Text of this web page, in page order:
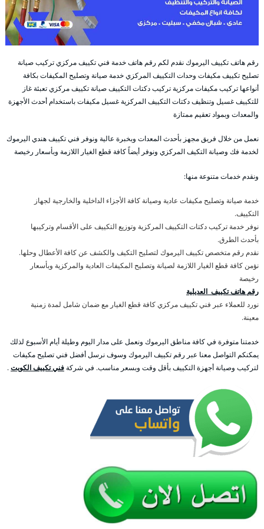
رقم هاتف تكييف اليرموك نقدم لكم رقم هاتف خدمة فني تكييف مركزي تركيب صيانة
تصليح تكييف مكيفات وحدات التكييف المركزي خدمة صيانة وتصليح المكيفات بكافة
أنواعها تركيب مكيفات مركزية تركيب دكتات التكييف صيانة تكييف مركزي تعبئة غاز
للتكييف غسيل وتنظيف دكتات التكييف المركزية غسيل مكيفات باستخدام أحدث الأجهزة
والمعدات وبمواد تعقيم ممتازة
نعمل من خلال فريق مجهز بأحدث المعدات وبخبرة عالية ونوفر فني تكييف هندي اليرموك
لخدمة فك وصيانة التكيف المركزي ونوفر أيضاً كافة قطع الغيار اللازمة وبأسعار رخيصة
ونقدم خدمات متنوعة منها:
خدمة صيانة وتصليح مكيفات عادية وصيانة كافة الأجزاء الداخلية والخارجية لجهاز
التكييف.
نوفر خدمة تركيب دكتات التكييف المركزية وتوزيع التكييف على الأقسام وتركيبها
بأحدث الطرق.
نقدم رقم متخصص تكييف اليرموك لتصليح التكيف والكشف عن كافة الأعطال وحلها.
نؤمن كافة قطع الغيار اللازمة لصيانة وتصليح المكيفات العادية والمركزية وبأسعار
رخيصة
رقم هاتف تكييف العديلية
نورد للعملاء عبر فني تكييف مركزي كافة قطع الغيار مع ضمان شامل لمدة زمنية
معينة.
خدمتنا متوفرة في كافة مناطق اليرموك ونعمل على مدار اليوم وطيلة أيام الأسبوع لذلك
يمكنكم التواصل معنا عبر رقم تكييف اليرموك وسوف نرسل أفضل فني تصليح مكيفات
لتركيب وصيانة أجهزة التكييف بأقل وقت وبسعر مناسب. في شركةفني تكييف الكويت.